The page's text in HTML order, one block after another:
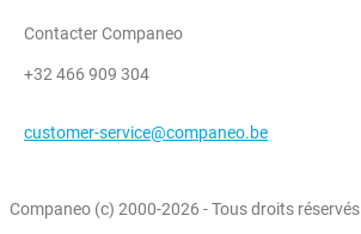
Contacter Companeo
+32 466 909 304
customer-service@companeo.be
Companeo (c) 2000-2026 - Tous droits réservés